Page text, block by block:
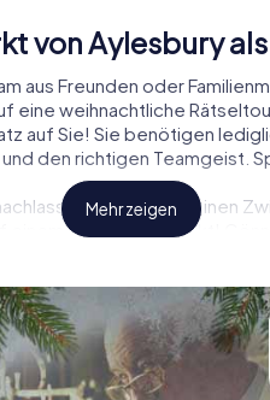
von Aylesbury
aus Freunden oder
eine weihnachtliche
auf Sie! Sie benötigen
den richtigen Teamgeist.
können Sie einen
einem Weihnachtsmarkt!
für Ihre
Mehr zeigen